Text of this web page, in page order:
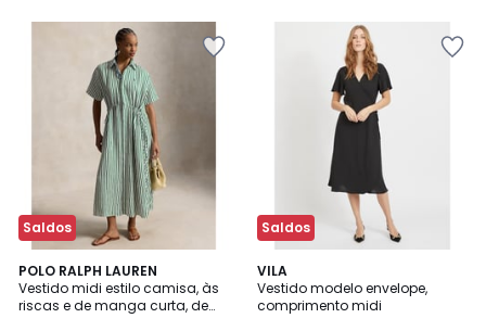
Saldos
POLO RALPH LAUREN
Vestido midi estilo camisa, às
riscas e de manga curta, de
4,3
/ 5
Saldos
VILA
Vestido modelo envelope,
comprimento midi
4,7
/ 5